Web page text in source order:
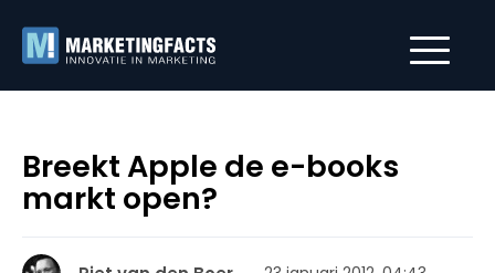
Breekt Apple de e-books
markt open?